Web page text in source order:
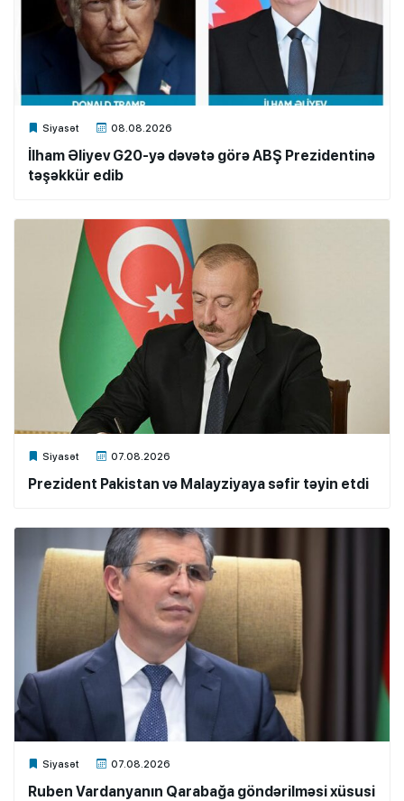
Siyasət 08.08.2026
Xalq.Online
İlham Əliyev G20-yə dəvətə görə ABŞ Prezidentinə
təşəkkür edib
Siyasət 07.08.2026
Xalq.Online
Prezident Pakistan və Malayziyaya səfir təyin etdi
Siyasət 07.08.2026
Xalq.Online
Ruben Vardanyanın Qarabağa göndərilməsi xüsusi